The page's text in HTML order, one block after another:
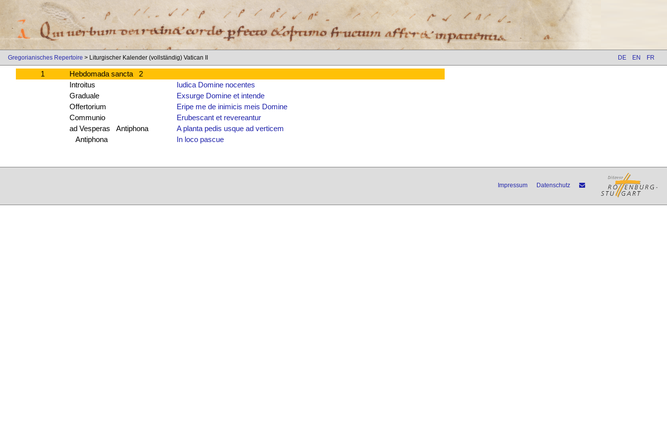
Gregorianisches Repertoire > Liturgischer Kalender (vollständig) Vatican II DE EN FR
1
Hebdomada sancta 2
Introitus
Iudica Domine nocentes
Graduale
Exsurge Domine et intende
Offertorium
Eripe me de inimicis meis Domine
Communio
Erubescant et revereantur
ad Vesperas Antiphona
A planta pedis usque ad verticem
Antiphona
In loco pascue
Impressum Datenschutz